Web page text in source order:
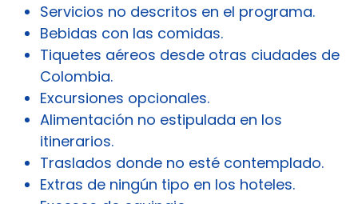
Servicios no descritos en el programa.
Bebidas con las comidas.
Tiquetes aéreos desde otras ciudades de
Colombia.
Excursiones opcionales.
Alimentación no estipulada en los
itinerarios.
Traslados donde no esté contemplado.
Extras de ningún tipo en los hoteles.